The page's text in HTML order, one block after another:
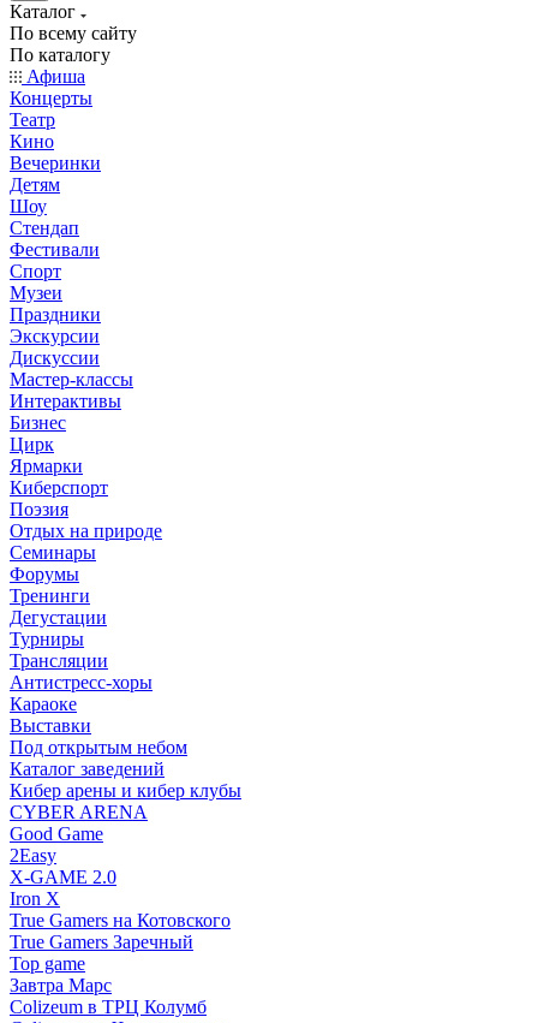
Каталог
По всему сайту
По каталогу
Афиша
Концерты
Театр
Кино
Вечеринки
Детям
Шоу
Стендап
Фестивали
Спорт
Музеи
Праздники
Экскурсии
Дискуссии
Мастер-классы
Интерактивы
Бизнес
Цирк
Ярмарки
Киберспорт
Поэзия
Отдых на природе
Семинары
Форумы
Тренинги
Дегустации
Турниры
Трансляции
Антистресс-хоры
Караоке
Выставки
Под открытым небом
Каталог заведений
Кибер арены и кибер клубы
CYBER ARENA
Good Game
2Easy
X-GAME 2.0
Iron X
True Gamers на Котовского
True Gamers Заречный
Top game
Завтра Марс
Colizeum в ТРЦ Колумб